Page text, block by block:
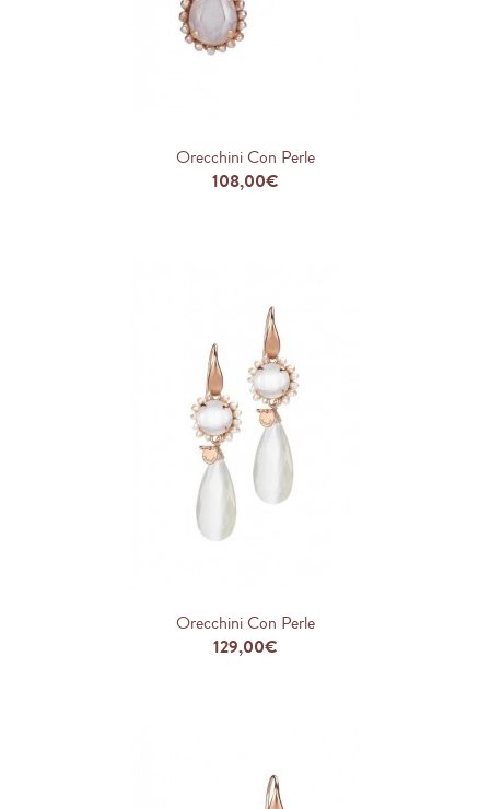
Orecchini Con Perle
108,00€
Orecchini Con Perle
129,00€